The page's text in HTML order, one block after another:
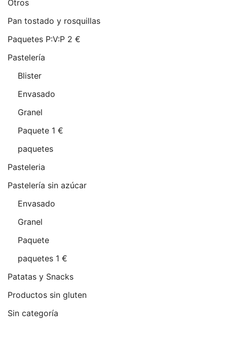
Otros
Pan tostado y rosquillas
Paquetes P:V:P 2 €
Pastelería
Blister
Envasado
Granel
Paquete 1 €
paquetes
Pasteleria
Pastelería sin azúcar
Envasado
Granel
Paquete
paquetes 1 €
Patatas y Snacks
Productos sin gluten
Sin categoría